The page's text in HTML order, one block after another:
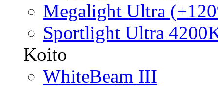
Megalight Ultra
Sportlight Ultra
Koito
WhiteBeam III